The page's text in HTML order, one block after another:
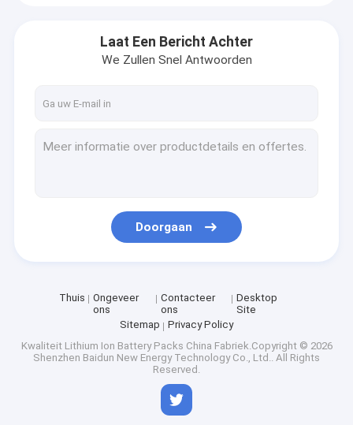
Laat Een Bericht Achter
We Zullen Snel Antwoorden
Doorgaan
Thuis
Ongeveer
ons
Contacteer
ons
Desktop
Site
Sitemap
Privacy Policy
Kwaliteit Lithium Ion Battery Packs China Fabriek.Copyright © 2026
Shenzhen Baidun New Energy Technology Co., Ltd.. All Rights
Reserved.